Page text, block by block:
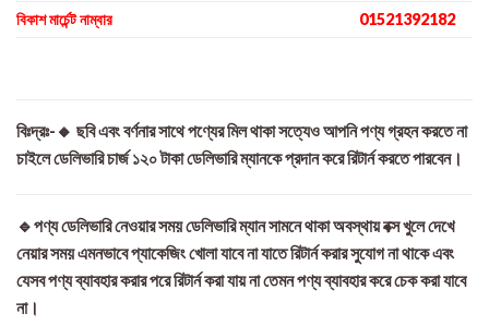
বিকাশ মার্চেন্ট নাম্বার
01521392182
বিঃদ্রঃ-🔸 ছবি এবং বর্ণনার সাথে পণ্যের মিল থাকা সত্যেও আপনি পণ্য গ্রহন করতে না
চাইলে ডেলিভারি চার্জ ১২০ টাকা ডেলিভারি ম্যানকে প্রদান করে রিটার্ন করতে পারবেন।
🔹পণ্য ডেলিভারি নেওয়ার সময় ডেলিভারি ম্যান সামনে থাকা অবস্থায় বক্স খুলে দেখে
নেয়ার সময় এমনভাবে প্যাকেজিং খোলা যাবে না যাতে রিটার্ন করার সুযোগ না থাকে এবং
যেসব পণ্য ব্যাবহার করার পরে রিটার্ন করা যায় না তেমন পণ্য ব্যাবহার করে চেক করা যাবে
না।